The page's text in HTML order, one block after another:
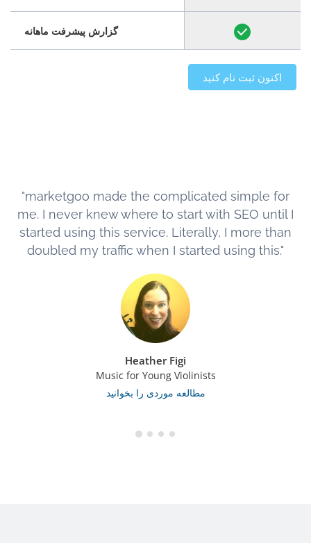
گزارش پیشرفت ماهانه
اکنون ثبت نام کنید
"marketgoo made the complicated simple for
me. I never knew where to start with SEO until I
started using this service. Literally, I more than
doubled my traffic when I started using this."
Heather Figi
Music for Young Violinists
مطالعه موردی را بخوانید